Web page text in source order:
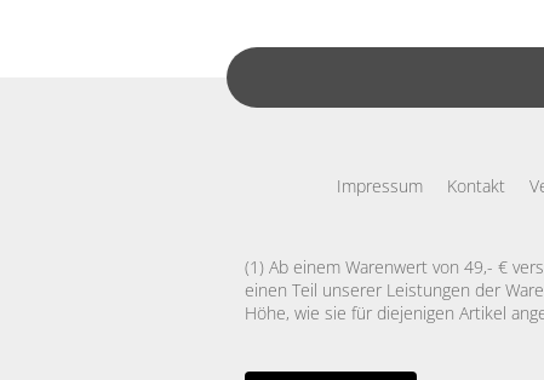
Impressum Kontakt
(1) Ab einem Warenwert von 49,- €
einen Teil unserer Leistungen der
Höhe, wie sie für diejenigen Artikel